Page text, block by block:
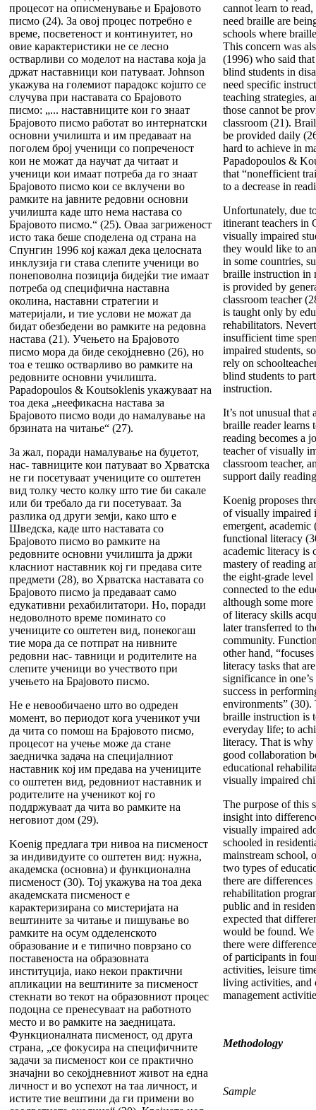
процесот на описменување и Брајовото
писмо (24). За овој процес потребно е
време, посветеност и континуитет, но
овие карактеристики не се лесно
остварливи со моделот на настава која ја
држат наставници кои патуваат. Johnson
укажува на големиот парадокс којшто се
случува при наставата со Брајовото
писмо: „... наставниците кои го знаат
Брајовото писмо работат во интернатски
основни училишта и им предаваат на
поголем број ученици со попреченост
кои не можат да научат да читаат и
ученици кои имаат потреба да го знаат
Брајовото писмо кои се вклучени во
рамките на јавните редовни основни
училишта каде што нема настава со
Брајовото писмо.“ (25). Оваа загриженост
исто така беше споделена од страна на
Спунгин 1996 кој кажал дека целосната
инклузија ги става слепите ученици во
понеповолна позиција бидејќи тие имаат
потреба од специфична наставна
околина, наставни стратегии и
материјали, и тие услови не можат да
бидат обезбедени во рамките на редовна
настава (21). Учењето на Брајовото
писмо мора да биде секојдневно (26), но
тоа е тешко остварливо во рамките на
редовните основни училишта.
Papadopoulos & Koutsoklenis укажуваат на
тоа дека „неефикасна настава за
Браjовото писмо води до намалување на
брзината на читање“ (27).
За жал, поради намалување на буџетот,
нас- тавниците кои патуваат во Хрватска
не ги посетуваат учениците со оштетен
вид толку често колку што тие би сакале
или би требало да ги посетуваат. За
разлика од други земји, како што е
Шведска, каде што наставата со
Брајовото писмо во рамките на
редовните основни училишта ја држи
класниот наставник кој ги предава сите
предмети (28), во Хрватска наставата со
Брајовото писмо ја предаваат само
едукативни рехабилитатори. Но, поради
недоволното време поминато со
учениците со оштетен вид, понекогаш
тие мора да се потпрат на нивните
редовни нас- тавници и родителите на
слепите ученици во учеството при
учењето на Брајовото писмо.
Не е невообичаено што во одреден
момент, во периодот кога ученикот учи
да чита со помош на Брајовото писмо,
процесот на учење може да стане
заедничка задача на специјалниот
наставник кој им предава на учениците
со оштетен вид, редовниот наставник и
родителите на ученикот кој го
поддржуваат да чита во рамките на
неговиот дом (29).
Koenig предлага три нивоа на писменост
за индивидуите со оштетен вид: нужна,
академска (основна) и функционална
писменост (30). Тој укажува на тоа дека
академската писменост е
карактеризирана со мистеријата на
вештините за читање и пишување во
рамките на осум одделенското
образование и е типично поврзано со
поставеноста на образовната
институција, иако некои практични
апликации на вештините за писменост
стекнати во текот на образовниот процес
подоцна се пренесуваат на работното
место и во рамките на заедницата.
Функционалната писменост, од друга
страна, „се фокусира на специфичните
задачи за писменост кои се практично
значајни во секојдневниот живот на една
личност и во успехот на таа личност, и
истите тие вештини да ги примени во
cannot learn to
need braille are
schools where
This concern was
(1996) who said
blind students in
need specific
teaching strategies,
those cannot be
classroom (21).
be provided daily
hard to achieve in
Papadopoulos &
that “nonefficient
to a decrease in
Unfortunately, due
itinerant teachers in
visually impaired
they would like to
in some countries,
braille instruction in
is provided by
classroom teacher
is taught only by
rehabilitators.
insufficient time
impaired students,
rely on
blind students to
instruction.
It’s not unusual that
braille reader learns
reading becomes a
teacher of visually
classroom teacher,
support daily
Koenig proposes
of visually impaired
emergent, academic
functional literacy
academic literacy is
mastery of reading
the eight-grade
connected to the
although some
of literacy skills
later transferred to
community.
other hand,
literacy tasks that
significance in
success in
environments”
braille instruction is
everyday life; to
literacy. That is why
good collaboration
educational
visually impaired
The purpose of this
insight into
visually impaired
schooled in
mainstream school,
two types of
there are
rehabilitation
public and in
expected that
would be found.
there were
of participants in
activities, leisure
living activities, and
management
Methodology
Sample